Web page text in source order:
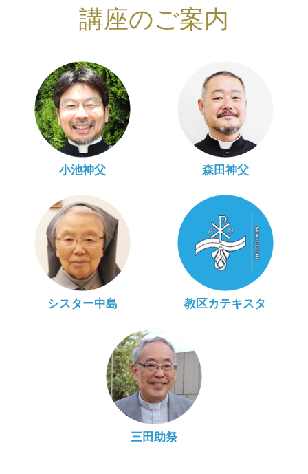
講座のご案内
小池神父 森田神父
シスター中島 教区カテキスタ
三田助祭